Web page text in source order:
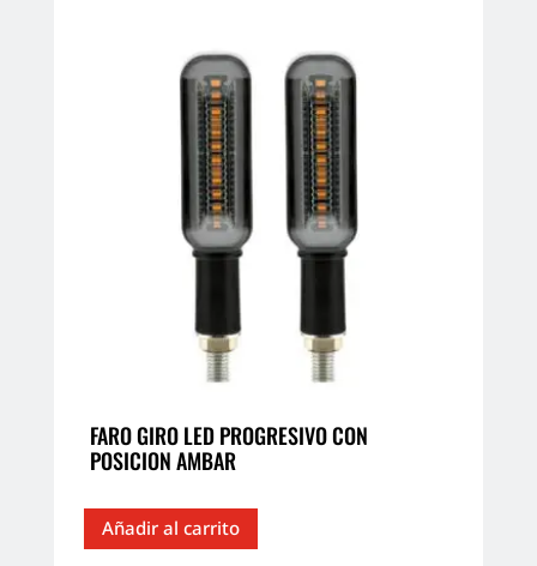
FARO GIRO LED PROGRESIVO CON
POSICION AMBAR
Añadir al carrito